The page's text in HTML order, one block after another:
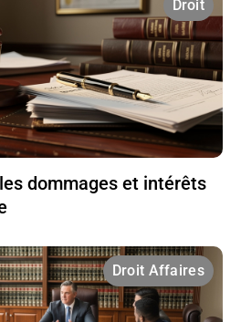
Droit
dommages et intérêts
Droit Affaires